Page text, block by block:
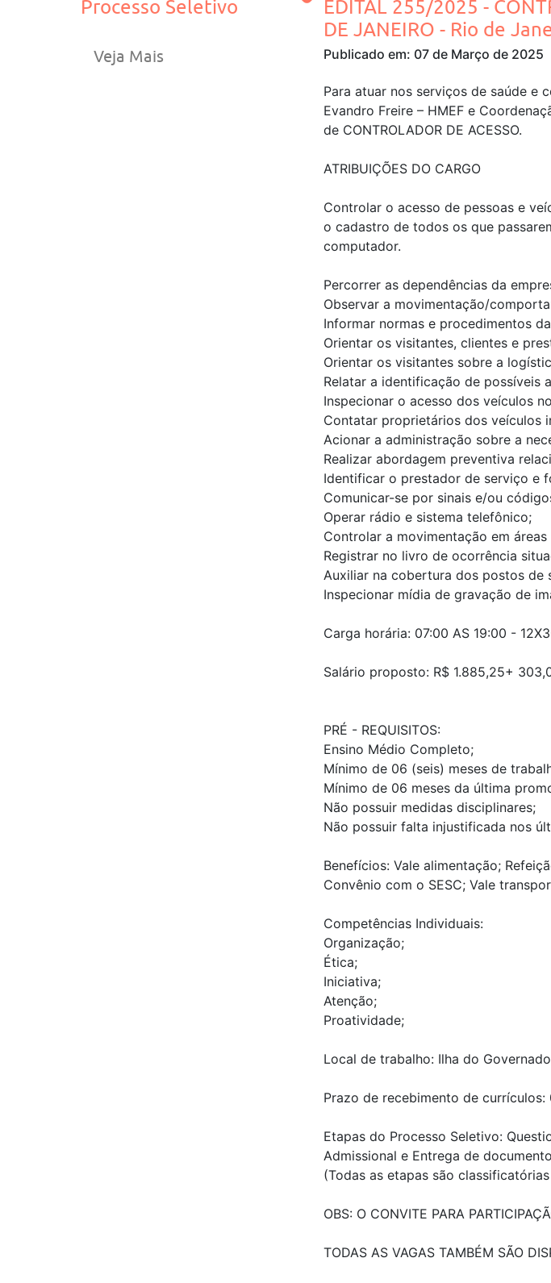
Processo Seletivo
Veja Mais
EDITAL 255/2025 -
DE JANEIRO - Rio de
Publicado em: 07 de Março de 2025
Para atuar nos serviços de saúde e
Evandro Freire – HMEF e
de CONTROLADOR DE ACESSO.
ATRIBUIÇÕES DO CARGO
Controlar o acesso de pessoas e
o cadastro de todos os que
computador.
Percorrer as dependências da
Observar a movimentação/
Informar normas e procedimentos
Orientar os visitantes, clientes e
Orientar os visitantes sobre a
Relatar a identificação de possíveis
Inspecionar o acesso dos veículos
Contatar proprietários dos veículos
Acionar a administração sobre a
Realizar abordagem preventiva
Identificar o prestador de serviço e
Comunicar-se por sinais e/ou
Operar rádio e sistema telefônico;
Controlar a movimentação em
Registrar no livro de ocorrência
Auxiliar na cobertura dos postos de
Inspecionar mídia de gravação de
Carga horária: 07:00 AS 19:00 -
Salário proposto: R$ 1.885,25+
PRÉ - REQUISITOS:
Ensino Médio Completo;
Mínimo de 06 (seis) meses de
Mínimo de 06 meses da última
Não possuir medidas disciplinares;
Não possuir falta injustificada nos
Benefícios: Vale alimentação;
Convênio com o SESC; Vale
Competências Individuais:
Organização;
Ética;
Iniciativa;
Atenção;
Proatividade;
Local de trabalho: Ilha do
Prazo de recebimento de
Etapas do Processo Seletivo:
Admissional e Entrega de
(Todas as etapas são
OBS: O CONVITE PARA
TODAS AS VAGAS TAMBÉM SÃO